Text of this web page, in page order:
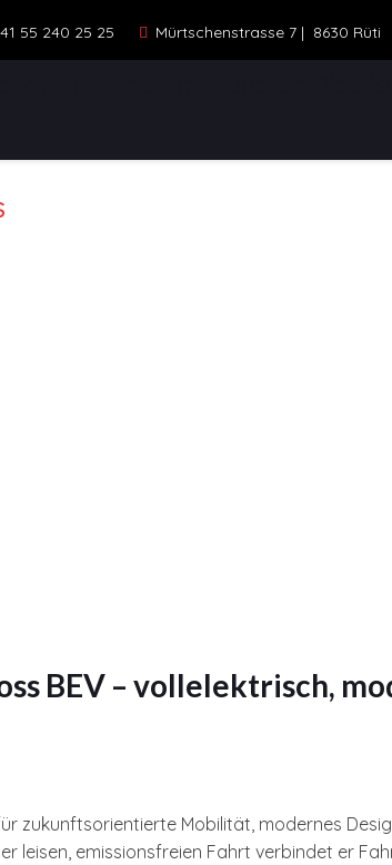
55 240 25 25 Mürtschenstrasse 7 | 8630 Rüti
BEV – vollelektrisch,
zukunftsorientierte Mobilität, modernes
leisen, emissionsfreien Fahrt verbindet er